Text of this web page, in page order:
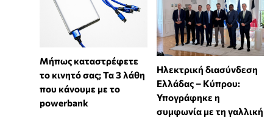
Μήπως καταστρέφετε
το κινητό σας; Τα 3 λάθη
που κάνουμε με το
powerbank
Ηλεκτρική διασύνδεση
Ελλάδας – Κύπρου:
Υπογράφηκε η
συμφωνία με τη γαλλική